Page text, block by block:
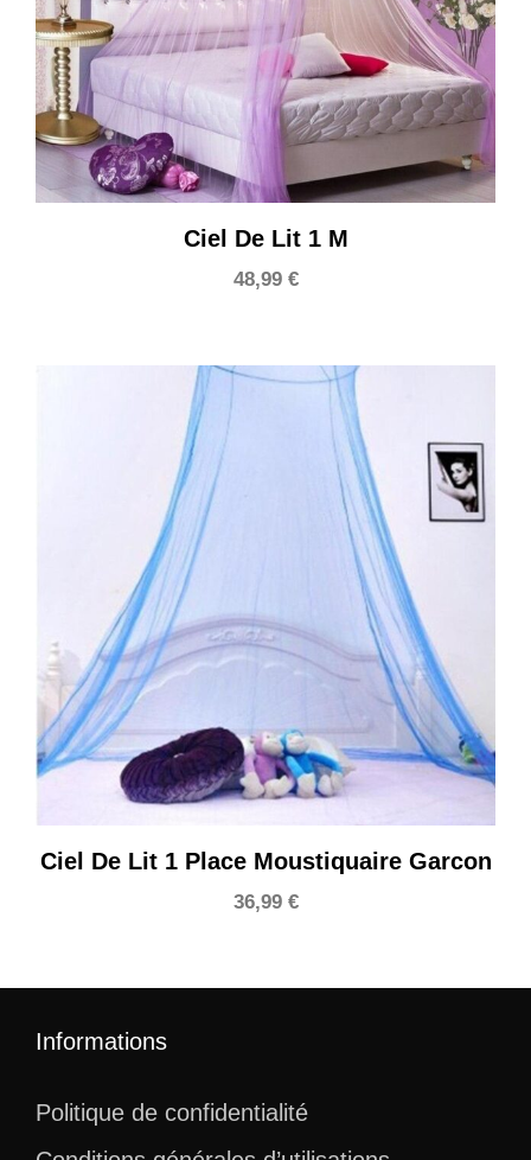
Ciel De Lit 1 M
48,99 €
Ciel De Lit 1 Place Moustiquaire Garcon
36,99 €
Informations
Politique de confidentialité